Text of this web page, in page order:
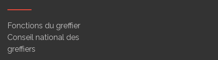
Fonctions du greffier
Conseil national des
greffiers